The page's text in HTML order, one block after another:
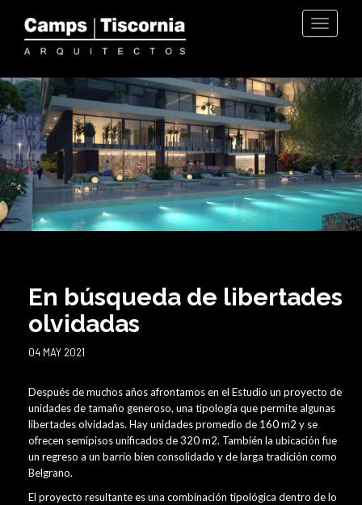
MENU
En búsqueda de libertades
olvidadas
04 MAY 2021
Después de muchos años afrontamos en el Estudio un proyecto de
unidades de tamaño generoso, una tipología que permite algunas
libertades olvidadas. Hay unidades promedio de 160 m2 y se
ofrecen semipisos unificados de 320 m2. También la ubicación fue
un regreso a un barrio bien consolidado y de larga tradición como
Belgrano.
El proyecto resultante es una combinación tipológica dentro de lo